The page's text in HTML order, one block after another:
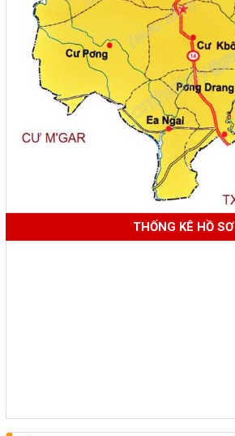
THỐNG KÊ HỒ SƠ